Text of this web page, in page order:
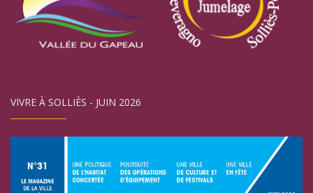
VIVRE À SOLLIÈS - JUIN 2026